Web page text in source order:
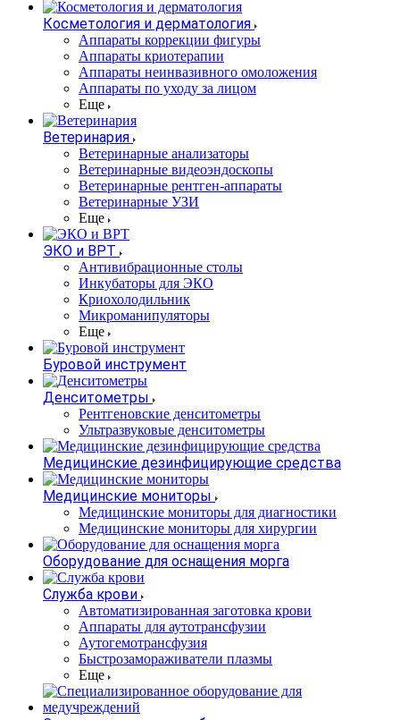
Косметология и дерматология
Аппараты коррекции фигуры
Аппараты криотерапии
Аппараты неинвазивного омоложения
Аппараты по уходу за лицом
Еще
Ветеринария
Ветеринарные анализаторы
Ветеринарные видеоэндоскопы
Ветеринарные рентген-аппараты
Ветеринарные УЗИ
Еще
ЭКО и ВРТ
Антивибрационные столы
Инкубаторы для ЭКО
Криохолодильник
Микроманипуляторы
Еще
Буровой инструмент
Денситометры
Рентгеновские денситометры
Ультразвуковые денситометры
Медицинские дезинфицирующие средства
Медицинские мониторы
Медицинские мониторы для диагностики
Медицинские мониторы для хирургии
Оборудование для оснащения морга
Служба крови
Автоматизированная заготовка крови
Аппараты для аутотрансфузии
Аутогемотрансфузия
Быстрозамораживатели плазмы
Еще